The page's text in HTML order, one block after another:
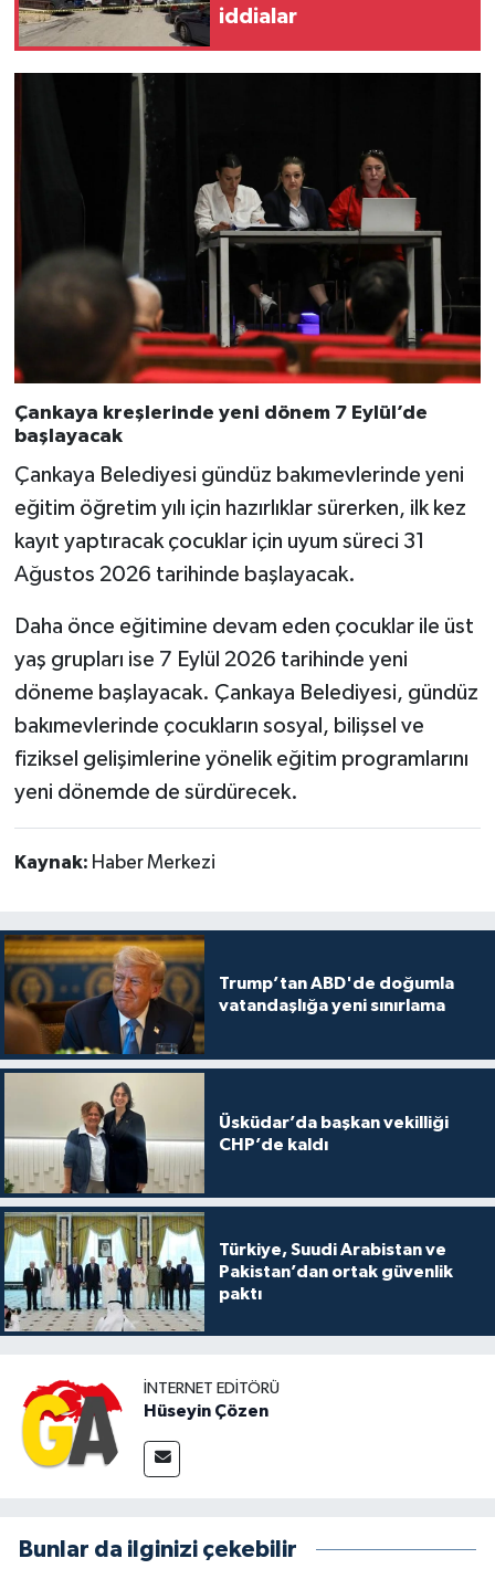
iddialar
Çankaya kreşlerinde yeni dönem 7 Eylül’de
başlayacak
Çankaya Belediyesi gündüz bakımevlerinde yeni
eğitim öğretim yılı için hazırlıklar sürerken, ilk kez
kayıt yaptıracak çocuklar için uyum süreci 31
Ağustos 2026 tarihinde başlayacak.
Daha önce eğitimine devam eden çocuklar ile üst
yaş grupları ise 7 Eylül 2026 tarihinde yeni
döneme başlayacak. Çankaya Belediyesi, gündüz
bakımevlerinde çocukların sosyal, bilişsel ve
fiziksel gelişimlerine yönelik eğitim programlarını
yeni dönemde de sürdürecek.
Kaynak: Haber Merkezi
Trump’tan ABD'de doğumla
vatandaşlığa yeni sınırlama
Üsküdar’da başkan vekilliği
CHP’de kaldı
Türkiye, Suudi Arabistan ve
Pakistan’dan ortak güvenlik
paktı
İNTERNET EDITÖRÜ
Hüseyin Çözen
Bunlar da ilginizi çekebilir